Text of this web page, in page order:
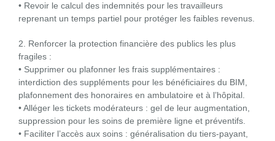
• Revoir le calcul des indemnités pour les travailleurs
reprenant un temps partiel pour protéger les faibles revenus.
2. Renforcer la protection financière des publics les plus
fragiles :
• Supprimer ou plafonner les frais supplémentaires :
interdiction des suppléments pour les bénéficiaires du BIM,
plafonnement des honoraires en ambulatoire et à l’hôpital.
• Alléger les tickets modérateurs : gel de leur augmentation,
suppression pour les soins de première ligne et préventifs.
• Faciliter l’accès aux soins : généralisation du tiers-payant,